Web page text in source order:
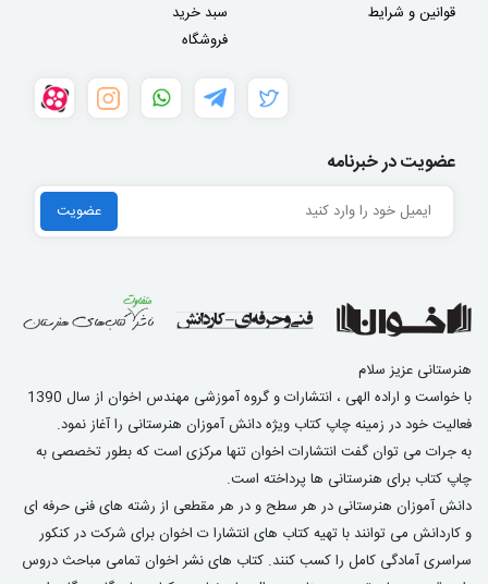
قوانین و شرایط
سبد خرید
فروشگاه
عضویت در خبرنامه
هنرستانی عزیز سلام
با خواست و اراده الهی ، انتشارات و گروه آموزشی مهندس اخوان از سال 1390
فعالیت خود در زمینه چاپ کتاب ویژه دانش آموزان هنرستانی را آغاز نمود.
به جرات می توان گفت انتشارات اخوان تنها مرکزی است که بطور تخصصی به
چاپ کتاب برای هنرستانی ها پرداخته است.
دانش آموزان هنرستانی در هر سطح و در هر مقطعی از رشته های فنی حرفه ای
و کاردانش می توانند با تهیه کتاب های انتشارا ت اخوان برای شرکت در کنکور
سراسری آمادگی کامل را کسب کنند. کتاب های نشر اخوان تمامی مباحث دروس